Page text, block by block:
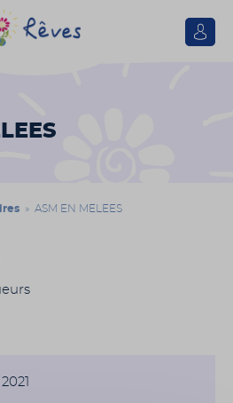
Se
» ASM EN MELEES